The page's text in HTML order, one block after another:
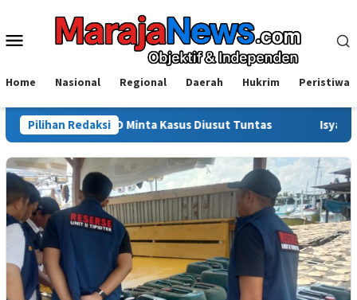
konten
Menu
Home Nasional Regional Daerah Hukrim Peristiwa
Pilihan Redaksi
DPRD Minta Kasus Diusut Tuntas Isyal Aprisal